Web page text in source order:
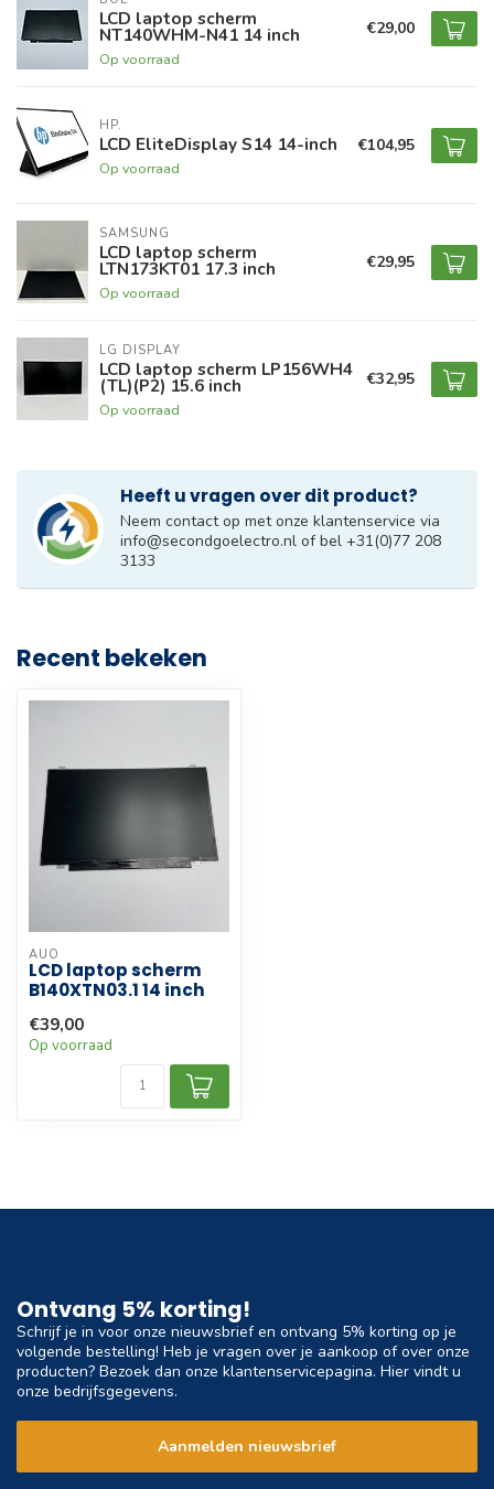
LCD laptop scherm
NT140WHM-N41 14 inch
Op voorraad
€29,00
HP.
LCD EliteDisplay S14 14-inch
Op voorraad
€104,95
SAMSUNG
LCD laptop scherm
LTN173KT01 17.3 inch
Op voorraad
€29,95
LG DISPLAY
LCD laptop scherm LP156WH4
(TL)(P2) 15.6 inch
Op voorraad
€32,95
Heeft u vragen over dit product?
Neem contact op met onze klantenservice via
info@secondgoelectro.nl of bel +31(0)77 208
3133
Recent bekeken
AUO
LCD laptop scherm
B140XTN03.1 14 inch
€39,00
Op voorraad
Ontvang 5% korting!
Schrijf je in voor onze nieuwsbrief en ontvang 5% korting op je
volgende bestelling! Heb je vragen over je aankoop of over onze
producten? Bezoek dan onze klantenservicepagina. Hier vindt u
onze bedrijfsgegevens.
Aanmelden nieuwsbrief